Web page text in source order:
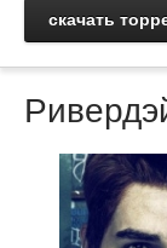
скачать